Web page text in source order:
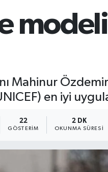
Mahinur
en iyi
22
GÖSTERIM
2 DK
OKUNMA SÜRESI